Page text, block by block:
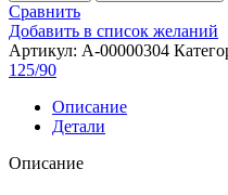
Сравнить
Добавить в список желаний
Артикул: A-00000304
125/90
Описание
Детали
Описание